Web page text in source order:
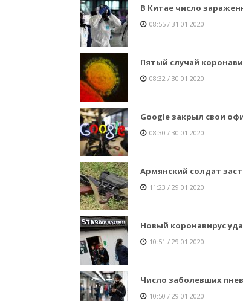
В Китае число
08:55 / 31.01.2020
Пятый случай
08:32 / 30.01.2020
Google закрыл свои
08:30 / 30.01.2020
Армянский солдат
11:23 / 29.01.2020
Новый коронавирус
10:51 / 29.01.2020
Число заболевших
10:50 / 29.01.2020